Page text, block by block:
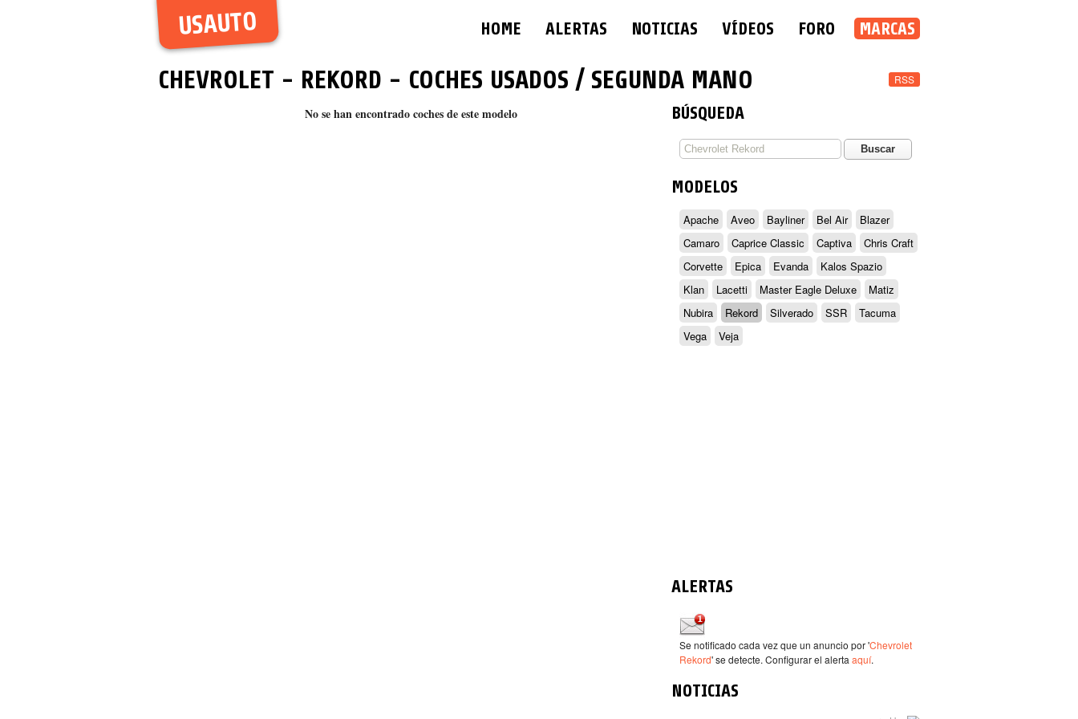
USAUTO HOME ALERTAS NOTICIAS VÍDEOS FORO MARCAS
RSS
CHEVROLET - REKORD - COCHES USADOS / SEGUNDA MANO
No se han encontrado coches de este modelo BÚSQUEDA
MODELOS
Apache Aveo Bayliner Bel Air
Blazer
Camaro
Caprice Classic Captiva
Chris Craft
Corvette
Epica Evanda
Kalos Spazio
Klan
Lacetti Master Eagle Deluxe
Matiz
Nubira
Rekord Silverado SSR
Tacuma
Vega
Veja
ALERTAS
Se notificado cada vez que un anuncio por 'Chevrolet
Rekord' se detecte. Configurar el alerta aquí.
NOTICIAS